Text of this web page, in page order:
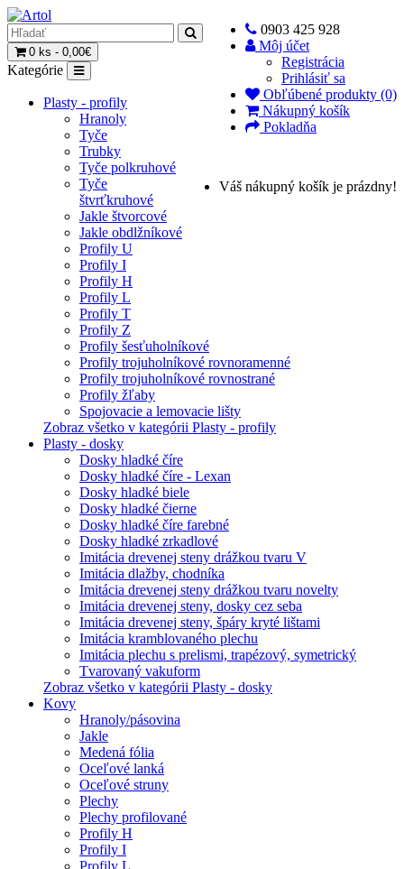
0903 425 928
Môj účet
Registrácia
Prihlásiť sa
Obľúbené produkty (0)
Nákupný košík
Pokladňa
0 ks - 0,00€
Váš nákupný košík je prázdny!
Kategórie
Plasty - profily
Hranoly
Tyče
Trubky
Tyče polkruhové
Tyče
štvrťkruhové
Jakle štvorcové
Jakle obdlžníkové
Profily U
Profily I
Profily H
Profily L
Profily T
Profily Z
Profily šesťuholníkové
Profily trojuholníkové rovnoramenné
Profily trojuholníkové rovnostrané
Profily žľaby
Spojovacie a lemovacie lišty
Zobraz všetko v kategórii Plasty - profily
Plasty - dosky
Dosky hladké číre
Dosky hladké číre - Lexan
Dosky hladké biele
Dosky hladké čierne
Dosky hladké číre farebné
Dosky hladké zrkadlové
Imitácia drevenej steny drážkou tvaru V
Imitácia dlažby, chodníka
Imitácia drevenej steny drážkou tvaru novelty
Imitácia drevenej steny, dosky cez seba
Imitácia drevenej steny, špáry kryté lištami
Imitácia kramblovaného plechu
Imitácia plechu s prelismi, trapézový, symetrický
Tvarovaný vakuform
Zobraz všetko v kategórii Plasty - dosky
Kovy
Hranoly/pásovina
Jakle
Medená fólia
Oceľové lanká
Oceľové struny
Plechy
Plechy profilované
Profily H
Profily I
Profily L